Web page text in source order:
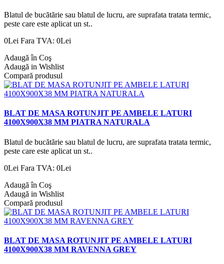
Blatul de bucătărie sau blatul de lucru, are suprafata tratata termic,
peste care este aplicat un st..
0Lei Fara TVA: 0Lei
Adaugă în Coş
Adaugă in Wishlist
Compară produsul
BLAT DE MASA ROTUNJIT PE AMBELE LATURI
4100X900X38 MM PIATRA NATURALA
Blatul de bucătărie sau blatul de lucru, are suprafata tratata termic,
peste care este aplicat un st..
0Lei Fara TVA: 0Lei
Adaugă în Coş
Adaugă in Wishlist
Compară produsul
BLAT DE MASA ROTUNJIT PE AMBELE LATURI
4100X900X38 MM RAVENNA GREY